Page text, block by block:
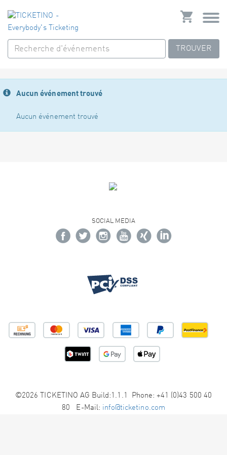
TROUVER
Aucun événement trouvé
Aucun événement trouvé
SOCIAL MEDIA
©2026 TICKETINO AG Build:1.1.1 Phone: +41 (0)43 500 40
80 E-Mail: info@ticketino.com